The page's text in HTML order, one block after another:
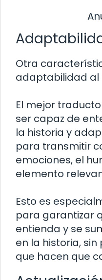
Otra
adaptabilidad al
El mejor
ser capaz de
la historia y
para transmitir
emociones, el
elemento
Esto es
para garantizar
entienda y se
en la historia,
que hacen que